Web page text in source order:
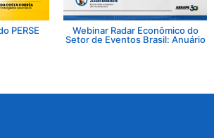
PERSE
Webinar Radar Econômico do
Setor de Eventos Brasil: Anuário